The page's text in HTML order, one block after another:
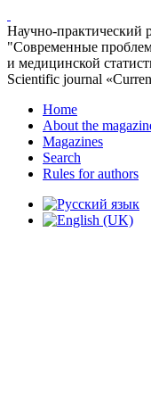
Научно-практический
"Современные
и медицинской
Scientific journal
Home
About the
Magazines
Search
Rules for authors